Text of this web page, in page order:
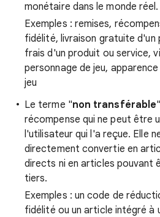
monétaire dans le monde réel.
Exemples : remises,
fidélité, livraison gratuite d'un
frais d'un produit ou service,
personnage de jeu,
jeu
Le terme "non transférable
récompense qui ne peut être
l'utilisateur qui l'a reçue. Elle
directement convertie en
directs ni en articles pouvant
tiers.
Exemples : un code de
fidélité ou un article intégré à